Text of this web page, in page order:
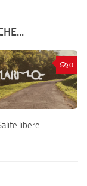
0
libere